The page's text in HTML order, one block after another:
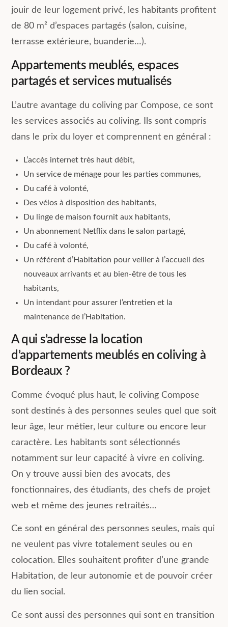
jouir de leur logement privé, les habitants profitent
de 80 m² d’espaces partagés (salon, cuisine,
terrasse extérieure, buanderie…).
Appartements meublés, espaces
partagés et services mutualisés
L’autre avantage du coliving par Compose, ce sont
les services associés au coliving. Ils sont compris
dans le prix du loyer et comprennent en général :
L’accès internet très haut débit,
Un service de ménage pour les parties communes,
Du café à volonté,
Des vélos à disposition des habitants,
Du linge de maison fournit aux habitants,
Un abonnement Netflix dans le salon partagé,
Du café à volonté,
Un référent d’Habitation pour veiller à l’accueil des
nouveaux arrivants et au bien-être de tous les
habitants,
Un intendant pour assurer l’entretien et la
maintenance de l’Habitation.
A qui s’adresse la location
d’appartements meublés en coliving à
Bordeaux ?
Comme évoqué plus haut, le coliving Compose
sont destinés à des personnes seules quel que soit
leur âge, leur métier, leur culture ou encore leur
caractère. Les habitants sont sélectionnés
notamment sur leur capacité à vivre en coliving.
On y trouve aussi bien des avocats, des
fonctionnaires, des étudiants, des chefs de projet
web et même des jeunes retraités…
Ce sont en général des personnes seules, mais qui
ne veulent pas vivre totalement seules ou en
colocation. Elles souhaitent profiter d’une grande
Habitation, de leur autonomie et de pouvoir créer
du lien social.
Ce sont aussi des personnes qui sont en transition